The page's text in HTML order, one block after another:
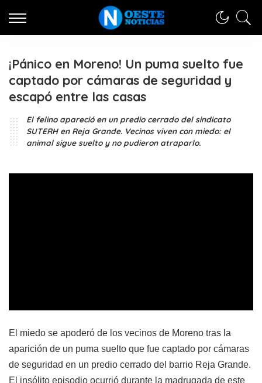
¡Pánico en Moreno! Un puma suelto fue
captado por cámaras de seguridad y
escapó entre las casas
El felino apareció en un predio cerrado del sindicato
SUTERH en Reja Grande. Vecinos viven con miedo: el
animal sigue suelto y no pudieron atraparlo.
El miedo se apoderó de los vecinos de Moreno tras la
aparición de un puma suelto que fue captado por cámaras
de seguridad en un predio cerrado del barrio Reja Grande.
El insólito episodio ocurrió durante la madrugada de este